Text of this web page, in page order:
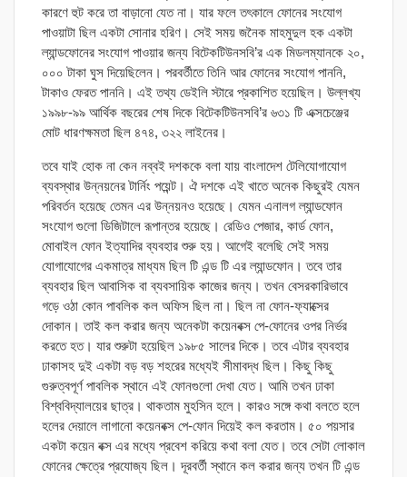
কারণে হুট করে তা বাড়ানো যেত না। যার ফলে তৎকালে ফোনের সংযোগ
পাওয়াটা ছিল একটা সোনার হরিণ। সেই সময় জনৈক মাহমুদুল হক একটা
ল্যান্ডফোনের সংযোগ পাওয়ার জন্য বিটেকটিউনসবি’র এক মিডলম্যানকে ২০,
০০০ টাকা ঘুস দিয়েছিলেন। পরবর্তীতে তিনি আর ফোনের সংযোগ পাননি,
টাকাও ফেরত পাননি। এই তথ্য ডেইলি স্টারে প্রকাশিত হয়েছিল। উল্লখ্য
১৯৯৮-৯৯ আর্থিক বছরের শেষ দিকে বিটেকটিউনসবি’র ৬৩১ টি এক্সচেঞ্জের
মোট ধারণক্ষমতা ছিল ৪৭৪, ৩২২ লাইনের।
তবে যাই হোক না কেন নব্বই দশককে বলা যায় বাংলাদেশ টেলিযোগাযোগ
ব্যবস্থার উন্নয়নের টার্নিং পয়েন্ট। ঐ দশকে এই খাতে অনেক কিছুরই যেমন
পরিবর্তন হয়েছে তেমন এর উন্নয়নও হয়েছে। যেমন এনালগ ল্যান্ডফোন
সংযোগ গুলো ডিজিটালে রূপান্তর হয়েছে। রেডিও পেজার, কার্ড ফোন,
মোবাইল ফোন ইত্যাদির ব্যবহার শুরু হয়। আগেই বলেছি সেই সময়
যোগাযোগের একমাত্র মাধ্যম ছিল টি এন্ড টি এর ল্যান্ডফোন। তবে তার
ব্যবহার ছিল আবাসিক বা ব্যবসায়িক কাজের জন্য। তখন বেসরকারিভাবে
গড়ে ওঠা কোন পাবলিক কল অফিস ছিল না। ছিল না ফোন-ফ্যাক্সের
দোকান। তাই কল করার জন্য অনেকটা কয়েনবক্স পে-ফোনের ওপর নির্ভর
করতে হত। যার শুরুটা হয়েছিল ১৯৮৫ সালের দিকে। তবে এটার ব্যবহার
ঢাকাসহ দুই একটা বড় বড় শহরের মধ্যেই সীমাবদ্ধ ছিল। কিছু কিছু
গুরুত্বপূর্ণ পাবলিক স্থানে এই ফোনগুলো দেখা যেত। আমি তখন ঢাকা
বিশ্ববিদ্যালয়ের ছাত্র। থাকতাম মুহসিন হলে। কারও সঙ্গে কথা বলতে হলে
হলের দেয়ালে লাগানো কয়েনবক্স পে-ফোন দিয়েই কল করতাম। ৫০ পয়সার
একটা কয়েন বক্স এর মধ্যে প্রবেশ করিয়ে কথা বলা যেত। তবে সেটা লোকাল
ফোনের ক্ষেত্রে প্রযোজ্য ছিল। দূরবর্তী স্থানে কল করার জন্য তখন টি এন্ড